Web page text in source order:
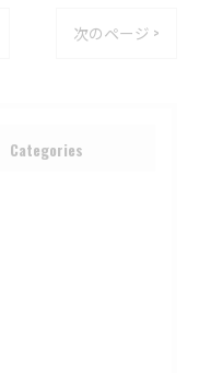
次のページ >
Categories